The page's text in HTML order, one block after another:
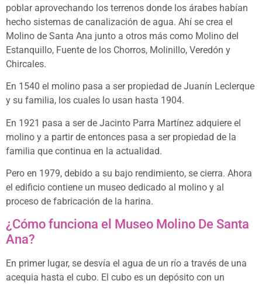
poblar aprovechando los terrenos donde los árabes habían
hecho sistemas de canalización de agua. Ahí se crea el
Molino de Santa Ana junto a otros más como Molino del
Estanquillo, Fuente de los Chorros, Molinillo, Veredón y
Chircales.
En 1540 el molino pasa a ser propiedad de Juanín Leclerque
y su familia, los cuales lo usan hasta 1904.
En 1921 pasa a ser de Jacinto Parra Martínez adquiere el
molino y a partir de entonces pasa a ser propiedad de la
familia que continua en la actualidad.
Pero en 1979, debido a su bajo rendimiento, se cierra. Ahora
el edificio contiene un museo dedicado al molino y al
proceso de fabricación de la harina.
¿Cómo funciona el Museo Molino De Santa
Ana?
En primer lugar, se desvía el agua de un río a través de una
acequia hasta el cubo. El cubo es un depósito con un